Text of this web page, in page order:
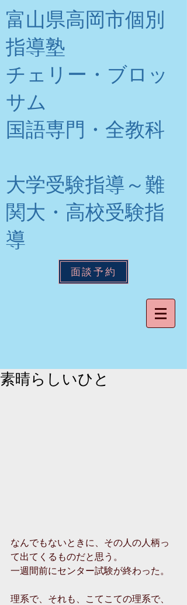
富山県高岡市個別
指導塾
チェリー・ブロッ
サム
​国語専門・全教科
大学受験指導～難
関大・高校受験指
導
面談予約
素晴らしいひと
なんでもないときに、その人の人柄っ
て出てくるものだと思う。
一週間前にセンター試験が終わった。
理系で、それも、こてこての理系で、